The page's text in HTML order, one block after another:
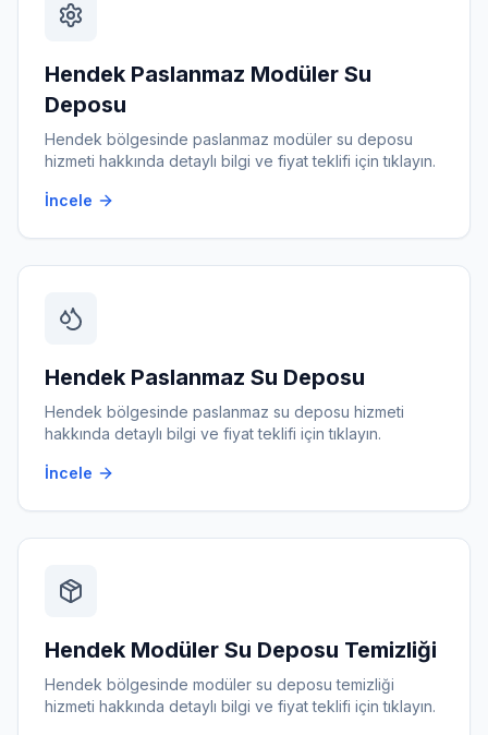
Hendek Paslanmaz Modüler Su
Deposu
Hendek bölgesinde paslanmaz modüler su deposu
hizmeti hakkında detaylı bilgi ve fiyat teklifi için tıklayın.
İncele
Hendek Paslanmaz Su Deposu
Hendek bölgesinde paslanmaz su deposu hizmeti
hakkında detaylı bilgi ve fiyat teklifi için tıklayın.
İncele
Hendek Modüler Su Deposu Temizliği
Hendek bölgesinde modüler su deposu temizliği
hizmeti hakkında detaylı bilgi ve fiyat teklifi için tıklayın.